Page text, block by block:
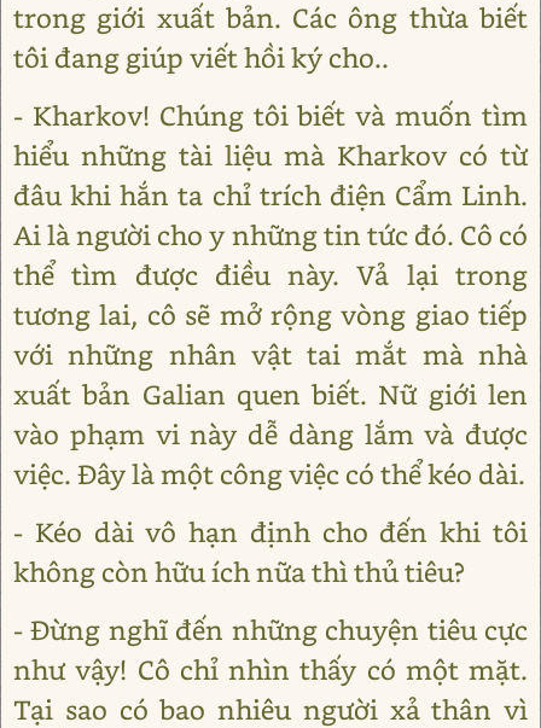
trong giới xuất bản. Các ông thừa biết
tôi đang giúp viết hồi ký cho..
- Kharkov! Chúng tôi biết và muốn tìm
hiểu những tài liệu mà Kharkov có từ
đâu khi hắn ta chỉ trích điện Cẩm Linh.
Ai là người cho y những tin tức đó. Cô có
thể tìm được điều này. Vả lại trong
tương lai, cô sẽ mở rộng vòng giao tiếp
với những nhân vật tai mắt mà nhà
xuất bản Galian quen biết. Nữ giới len
vào phạm vi này dễ dàng lắm và được
việc. Đây là một công việc có thể kéo dài.
- Kéo dài vô hạn định cho đến khi tôi
không còn hữu ích nữa thì thủ tiêu?
- Đừng nghĩ đến những chuyện tiêu cực
như vậy! Cô chỉ nhìn thấy có một mặt.
Tại sao có bao nhiêu người xả thân vì